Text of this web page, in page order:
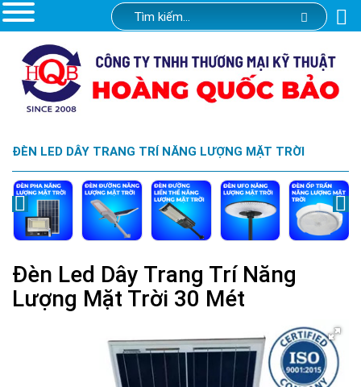
ĐÈN LED DÂY TRANG TRÍ NĂNG LƯỢNG MẶT TRỜI
Đèn Led Dây Trang Trí Năng
Lượng Mặt Trời 30 Mét